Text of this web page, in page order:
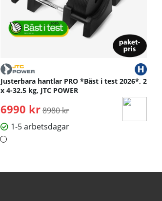
Justerbara hantlar PRO *Bäst i test 2026*, 2
x 4-32.5 kg, JTC POWER
6990 kr Ordinarie pris:
8980 kr
1-5 arbetsdagar